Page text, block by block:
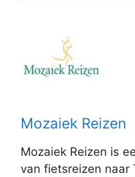
Mozaiek Reizen
Mozaiek Reizen is
van fietsreizen naar